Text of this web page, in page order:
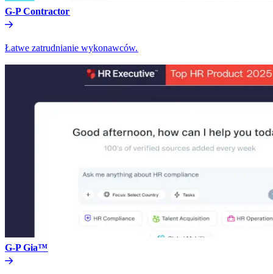
G-P Contractor​​
Łatwe zatrudnianie wykonawców.​​
G-P Gia™​​